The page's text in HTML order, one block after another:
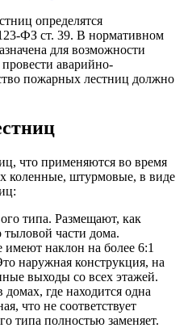
определятся
ФЗ ст. 39. В нормативном
для возможности
аварийно-
пожарных лестниц должно
что применяются во время
коленные, штурмовые, в виде
типа. Размещают, как
тыловой части дома.
наклон на более 6:1
наружная конструкция, на
выходы со всех этажей.
где находится одна
что не соответствует
типа полностью заменяет.